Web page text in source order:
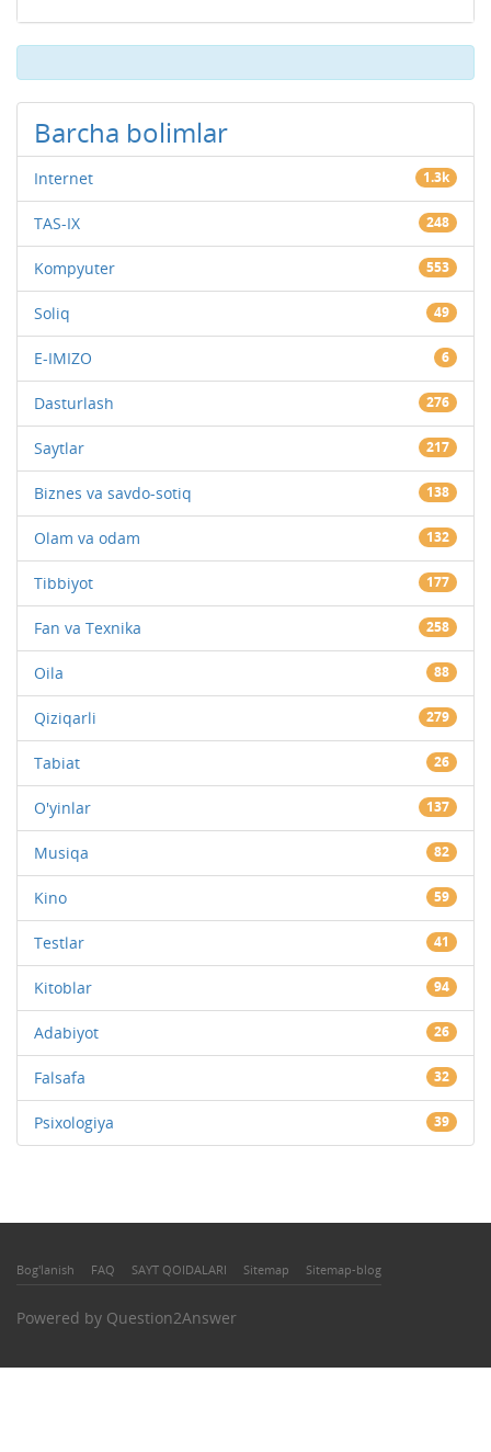
Barcha bolimlar
Internet 1.3k
TAS-IX 248
Kompyuter 553
Soliq 49
E-IMIZO 6
Dasturlash 276
Saytlar 217
Biznes va savdo-sotiq 138
Olam va odam 132
Tibbiyot 177
Fan va Texnika 258
Oila 88
Qiziqarli 279
Tabiat 26
O'yinlar 137
Musiqa 82
Kino 59
Testlar 41
Kitoblar 94
Adabiyot 26
Falsafa 32
Psixologiya 39
Bog'lanish FAQ SAYT QOIDALARI Sitemap Sitemap-blog
Powered by Question2Answer